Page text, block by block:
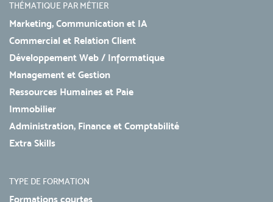
THÉMATIQUE PAR MÉTIER
Marketing, Communication et IA
Commercial et Relation Client
Développement Web / Informatique
Management et Gestion
Ressources Humaines et Paie
Immobilier
Administration, Finance et Comptabilité
Extra Skills
TYPE DE FORMATION
Formations courtes